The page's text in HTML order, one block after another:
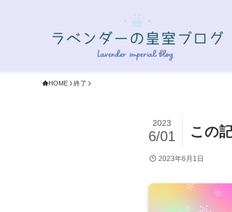
HOME 終了
この
2023
6/01
2023年6月1日